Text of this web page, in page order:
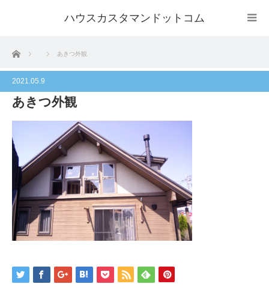
ハウスカスタマンドットコム
ホーム あきつ外観
2021.05.9
あきつ外観